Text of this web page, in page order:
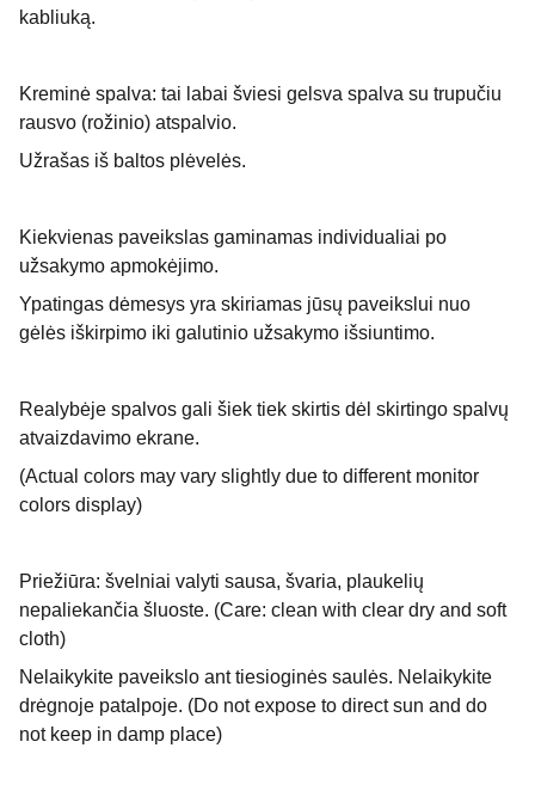
kabliuką.
Kreminė spalva: tai labai šviesi gelsva spalva su trupučiu
rausvo (rožinio) atspalvio.
Užrašas iš baltos plėvelės.
Kiekvienas paveikslas gaminamas individualiai po
užsakymo apmokėjimo.
Ypatingas dėmesys yra skiriamas jūsų paveikslui nuo
gėlės iškirpimo iki galutinio užsakymo išsiuntimo.
Realybėje spalvos gali šiek tiek skirtis dėl skirtingo spalvų
atvaizdavimo ekrane.
(Actual colors may vary slightly due to different monitor
colors display)
Priežiūra: švelniai valyti sausa, švaria, plaukelių
nepaliekančia šluoste. (Care: clean with clear dry and soft
cloth)
Nelaikykite paveikslo ant tiesioginės saulės. Nelaikykite
drėgnoje patalpoje. (Do not expose to direct sun and do
not keep in damp place)